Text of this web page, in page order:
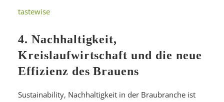
tastewise
4. Nachhaltigkeit,
Kreislaufwirtschaft und die neue
Effizienz des Brauens
Sustainability, Nachhaltigkeit in der Braubranche ist